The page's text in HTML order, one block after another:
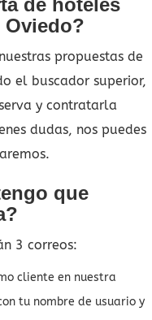
Oviedo?
propuestas de
el buscador superior,
y contratarla
dudas, nos puedes
que
3 correos:
cliente en nuestra
tu nombre de usuario y